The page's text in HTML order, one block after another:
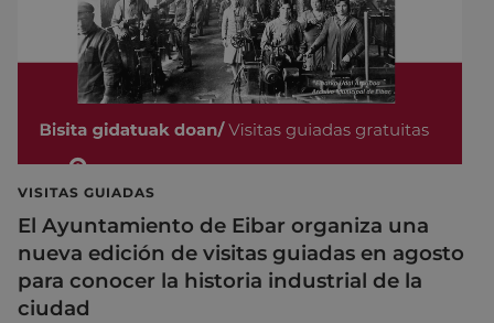
VISITAS GUIADAS
El Ayuntamiento de Eibar organiza una
nueva edición de visitas guiadas en agosto
para conocer la historia industrial de la
ciudad